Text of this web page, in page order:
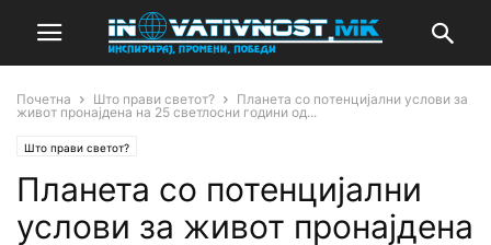
Почетна Што прави светот?
Планета со потенцијални услови за
живот пронајдена на 25 светлосни години од...
Што прави светот?
Планета со потенцијални
услови за живот пронајдена